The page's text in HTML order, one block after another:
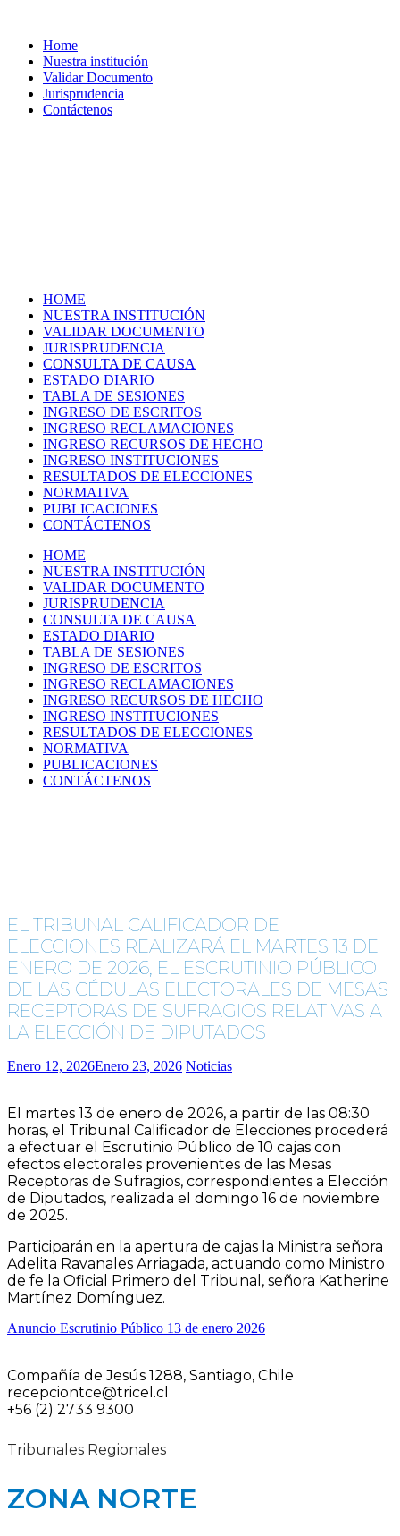
Home
Nuestra institución
Validar Documento
Jurisprudencia
Contáctenos
HOME
NUESTRA INSTITUCIÓN
VALIDAR DOCUMENTO
JURISPRUDENCIA
CONSULTA DE CAUSA
ESTADO DIARIO
TABLA DE SESIONES
INGRESO DE ESCRITOS
INGRESO RECLAMACIONES
INGRESO RECURSOS DE HECHO
INGRESO INSTITUCIONES
RESULTADOS DE ELECCIONES
NORMATIVA
PUBLICACIONES
CONTÁCTENOS
HOME
NUESTRA INSTITUCIÓN
VALIDAR DOCUMENTO
JURISPRUDENCIA
CONSULTA DE CAUSA
ESTADO DIARIO
TABLA DE SESIONES
INGRESO DE ESCRITOS
INGRESO RECLAMACIONES
INGRESO RECURSOS DE HECHO
INGRESO INSTITUCIONES
RESULTADOS DE ELECCIONES
NORMATIVA
PUBLICACIONES
CONTÁCTENOS
EL TRIBUNAL CALIFICADOR DE
ELECCIONES REALIZARÁ EL MARTES 13 DE
ENERO DE 2026, EL ESCRUTINIO PÚBLICO
DE LAS CÉDULAS ELECTORALES DE MESAS
RECEPTORAS DE SUFRAGIOS RELATIVAS A
LA ELECCIÓN DE DIPUTADOS
Enero 12, 2026Enero 23, 2026 Noticias
El martes 13 de enero de 2026, a partir de las 08:30
horas, el Tribunal Calificador de Elecciones procederá
a efectuar el Escrutinio Público de 10 cajas con
efectos electorales provenientes de las Mesas
Receptoras de Sufragios, correspondientes a Elección
de Diputados, realizada el domingo 16 de noviembre
de 2025.
Participarán en la apertura de cajas la Ministra señora
Adelita Ravanales Arriagada, actuando como Ministro
de fe la Oficial Primero del Tribunal, señora Katherine
Martínez Domínguez.
Anuncio Escrutinio Público 13 de enero 2026
Compañía de Jesús 1288, Santiago, Chile
recepciontce@tricel.cl
+56 (2) 2733 9300
Tribunales Regionales
ZONA NORTE